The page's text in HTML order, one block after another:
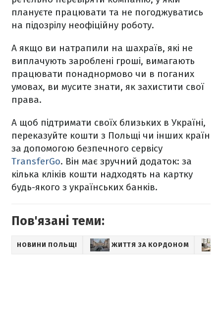
плануєте працювати та не погоджуватись
на підозрілу неофіційну роботу.
А якщо ви натрапили на шахраїв, які не
виплачують зароблені гроші, вимагають
працювати понаднормово чи в поганих
умовах, ви мусите знати, як захистити свої
права.
А щоб підтримати своїх близьких в Україні,
переказуйте кошти з Польщі чи інших країн
за допомогою безпечного сервісу
TransferGo. Він має зручний додаток: за
кілька кліків кошти надходять на картку
будь-якого з українських банків.
Пов'язані теми:
НОВИНИ ПОЛЬЩІ ЖИТТЯ ЗА КОРДОНОМ